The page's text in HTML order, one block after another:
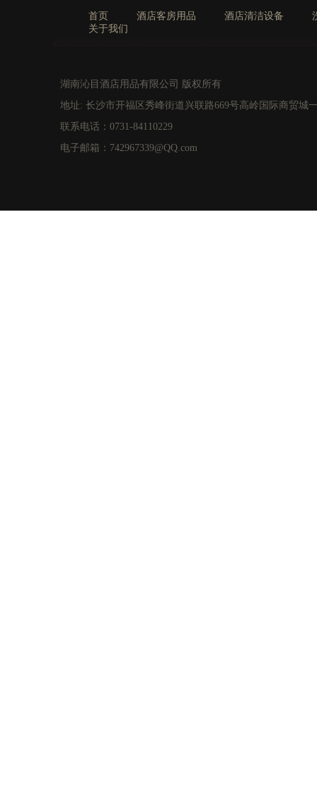
首页 酒店客房用品 酒店清洁设备
关于我们
湖南沁目酒店用品有限公司 版权所有
地址: 长沙市开福区秀峰街道兴联路669号高岭国际商贸城
联系电话：0731-84110229
电子邮箱：742967339@QQ.com